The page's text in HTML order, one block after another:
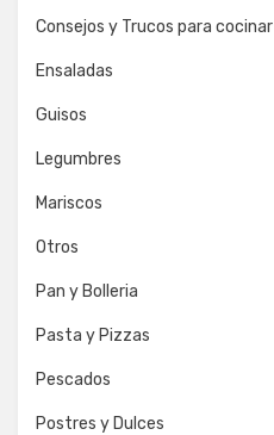
Consejos y Trucos para cocinar
Ensaladas
Guisos
Legumbres
Mariscos
Otros
Pan y Bolleria
Pasta y Pizzas
Pescados
Postres y Dulces